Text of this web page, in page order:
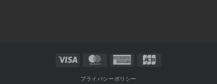
Visa MasterCard American
プライバシーポリシー